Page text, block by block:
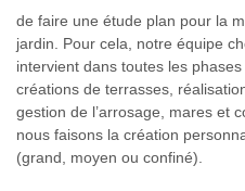
de faire une étude plan pour la
jardin. Pour cela, notre équipe
intervient dans toutes les
créations de terrasses,
gestion de l’arrosage, mares et
nous faisons la création
(grand, moyen ou confiné).